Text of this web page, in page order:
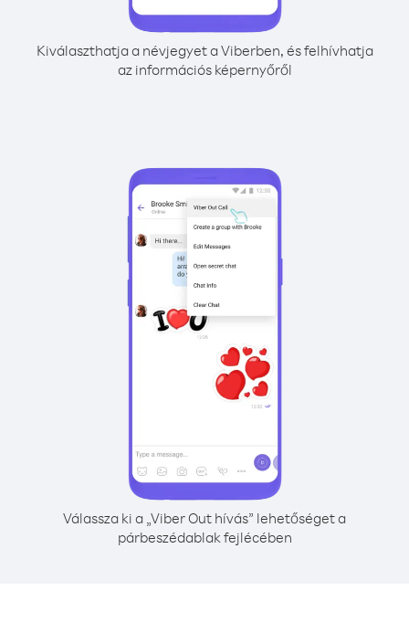
Kiválaszthatja a névjegyet a Viberben, és felhívhatja
az információs képernyőről
Válassza ki a „Viber Out hívás” lehetőséget a
párbeszédablak fejlécében